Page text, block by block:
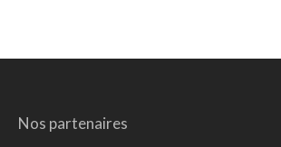
Nos partenaires